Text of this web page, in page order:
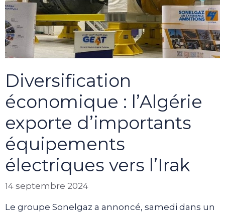
Diversification
économique : l’Algérie
exporte d’importants
équipements
électriques vers l’Irak
14 septembre 2024
Le groupe Sonelgaz a annoncé, samedi dans un